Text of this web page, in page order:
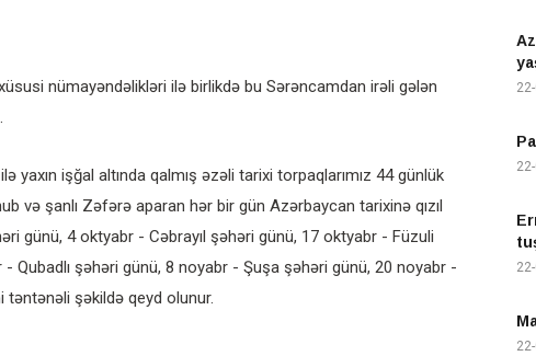
nümayəndəlikləri ilə birlikdə bu Sərəncamdan irəli gələn
işğal altında qalmış əzəli tarixi torpaqlarımız 44 günlük
və şanlı Zəfərə aparan hər bir gün Azərbaycan tarixinə qızıl
günü, 4 oktyabr - Cəbrayıl şəhəri günü, 17 oktyabr - Füzuli
şəhəri günü, 8 noyabr - Şuşa şəhəri günü, 20 noyabr -
şəkildə qeyd olunur.